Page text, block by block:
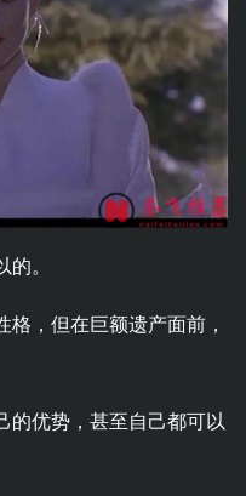
。
，但在巨额遗产面前，
的优势，甚至自己都可以